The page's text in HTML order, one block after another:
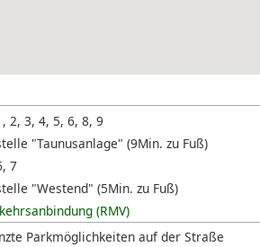
2, 3, 4, 5, 6, 8, 9
"Taunusanlage" (9Min. zu Fuß)
7
"Westend" (5Min. zu Fuß)
(RMV)
Parkmöglichkeiten auf der Straße